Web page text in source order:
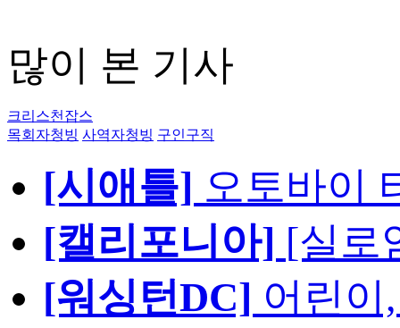
많이 본 기사
크리스천잡스
목회자청빙 사역자청빙 구인구직
[시애틀] 오토바이
[캘리포니아] [실로
[워싱턴DC] 어린이